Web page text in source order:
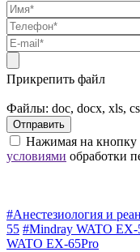
Прикрепить файл
Файлы: doc, docx, xls,
Отправить
Нажимая на кнопку
условиями обработки
#Анестезиология и
55 #Mindray WATO EX-
WATO EX-65Pro